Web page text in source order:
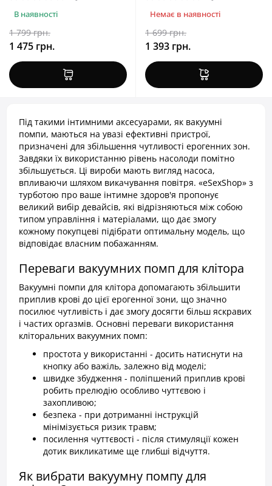
В наявності
1 799 грн.
1 475 грн.
Немає в наявності
1 699 грн.
1 393 грн.
Під такими інтимними аксесуарами, як вакуумні
помпи, маються на увазі ефективні пристрої,
призначені для збільшення чутливості ерогенних зон.
Завдяки їх використанню рівень насолоди помітно
збільшується. Ці вироби мають вигляд насоса,
впливаючи шляхом викачування повітря. «eSexShop» з
турботою про ваше інтимне здоров'я пропонує
великий вибір девайсів, які відрізняються між собою
типом управління і матеріалами, що дає змогу
кожному покупцеві підібрати оптимальну модель, що
відповідає власним побажанням.
Переваги вакуумних помп для клітора
Вакуумні помпи для клітора допомагають збільшити
приплив крові до цієї ерогенної зони, що значно
посилює чутливість і дає змогу досягти більш яскравих
і частих оргазмів. Основні переваги використання
кліторальних вакуумних помп:
простота у використанні - досить натиснути на
кнопку або важіль, залежно від моделі;
швидке збудження - поліпшений приплив крові
робить прелюдію особливо чуттєвою і
захопливою;
безпека - при дотриманні інструкцій
мінімізується ризик травм;
посилення чуттєвості - після стимуляції кожен
дотик викликатиме ще глибші відчуття.
Як вибрати вакуумну помпу для